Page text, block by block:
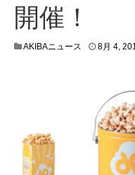
開催！
AKIBAニュース 8月 4,